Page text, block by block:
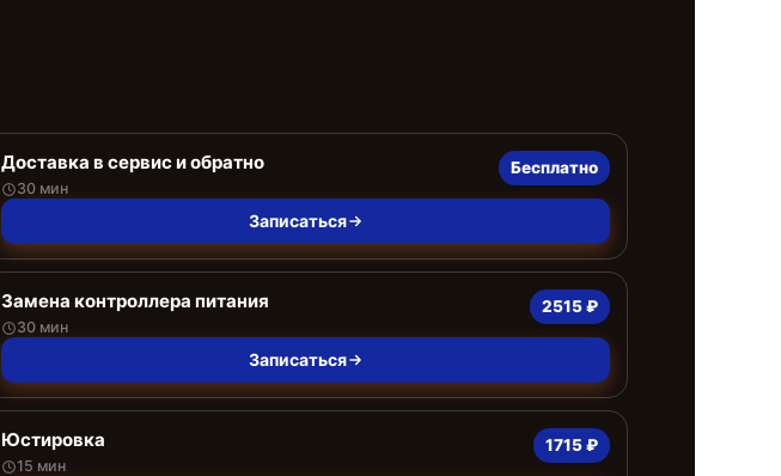
Доставка в сервис и обратно
30 мин
Бесплатно
Записаться
Замена контроллера питания
30 мин
2515 ₽
Записаться
Юстировка
15 мин
1715 ₽